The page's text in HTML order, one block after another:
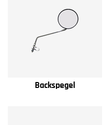
Backspegel